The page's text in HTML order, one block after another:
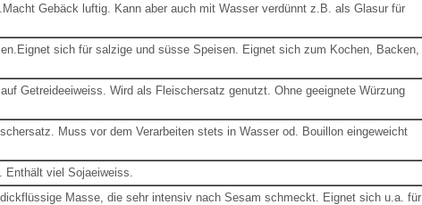
Macht Gebäck luftig. Kann aber auch mit Wasser verdünnt z.B. als Glasur für
Eignet sich für salzige und süsse Speisen.
Eignet sich zum Kochen, Backen,
Getreideeiweiss. Wird als Fleischersatz genutzt. Ohne geeignete Würzung
Muss vor dem Verarbeiten stets in Wasser od. Bouillon eingeweicht
Enthält viel Sojaeiweiss.
Masse, die sehr intensiv nach Sesam schmeckt.
Eignet sich u.a. für